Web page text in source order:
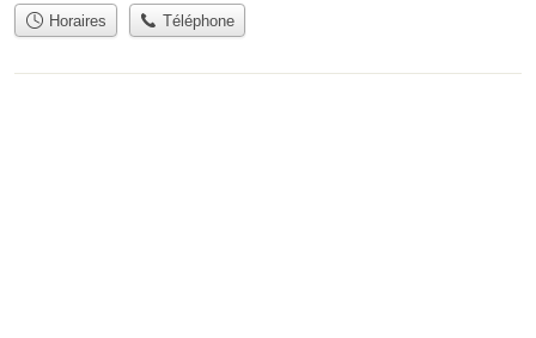
Horaires Téléphone